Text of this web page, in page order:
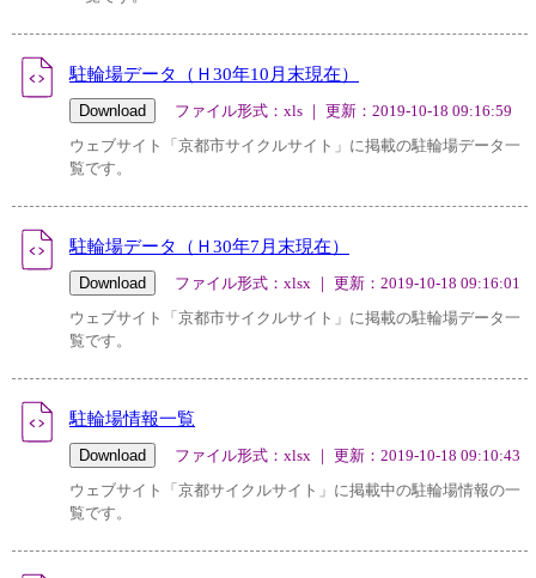
駐輪場データ（Ｈ30年10月末現在）
ファイル形式：xls ｜ 更新：2019-10-18 09:16:59
ウェブサイト「京都市サイクルサイト」に掲載の駐輪場データ一
覧です。
駐輪場データ（Ｈ30年7月末現在）
ファイル形式：xlsx ｜ 更新：2019-10-18 09:16:01
ウェブサイト「京都市サイクルサイト」に掲載の駐輪場データ一
覧です。
駐輪場情報一覧
ファイル形式：xlsx ｜ 更新：2019-10-18 09:10:43
ウェブサイト「京都サイクルサイト」に掲載中の駐輪場情報の一
覧です。